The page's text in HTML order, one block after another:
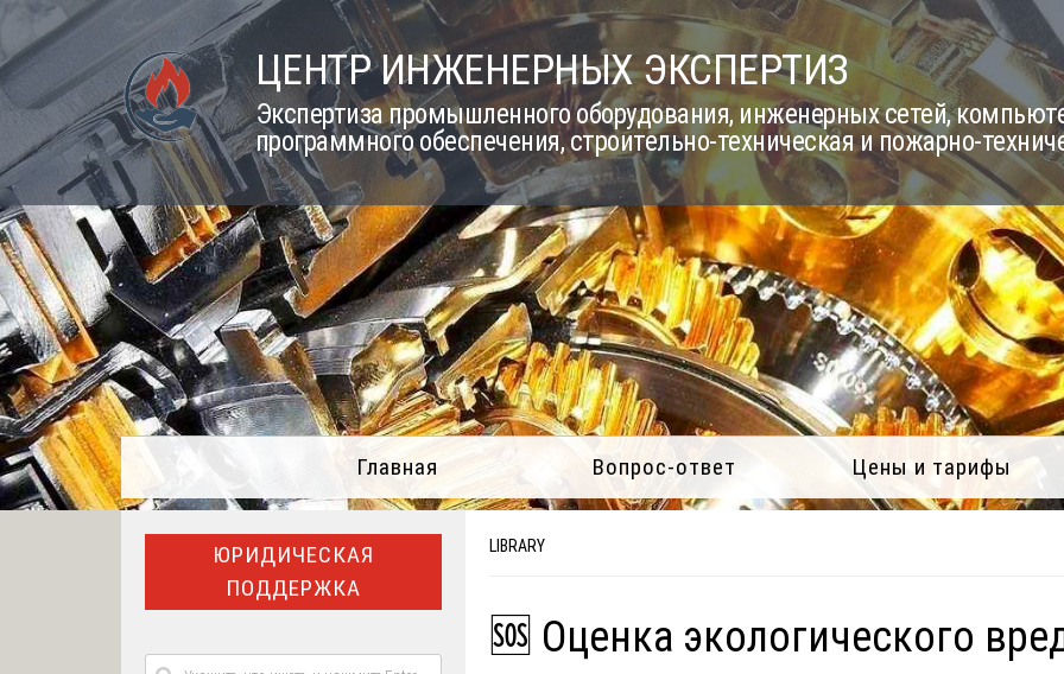
Skip
to
content
ЦЕНТР ИНЖЕНЕРНЫХ ЭКСПЕРТИЗ
Экспертиза промышленного оборудования, инженерных сетей,
программного обеспечения, строительно-техническая и пожарно-
Главная Вопрос-ответ Цены и тарифы
LIBRARY
🆘 Оценка экологического
ЮРИДИЧЕСКАЯ
ПОДДЕРЖКА